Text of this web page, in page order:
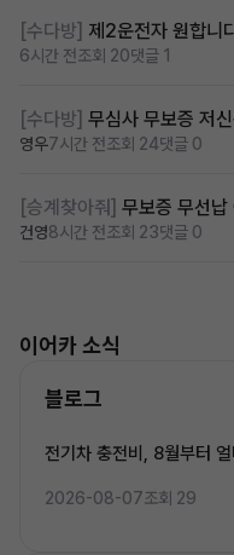
[수다방] 제2운전자 원합니
6시간 전조회 20댓글 1
[수다방] 무심사 무보증 저
영우7시간 전조회 24댓글 0
[승계찾아줘] 무보증 무선납
건영8시간 전조회 23댓글 0
이어카 소식
블로그
전기차 충전비, 8월부터
2026-08-07조회 29